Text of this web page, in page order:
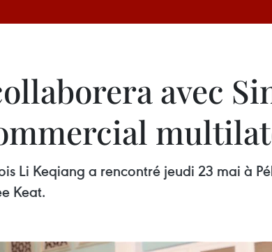
avec
Li Keqiang a rencontré jeudi 23 mai à
Keat.